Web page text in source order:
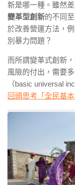
新是哪一種。雖然
變革型創新的不同
於改善營運方法，
別暴力問題？
而所謂變革式創新
風險的付出，需要
（basic universal
回頭思考「全民基